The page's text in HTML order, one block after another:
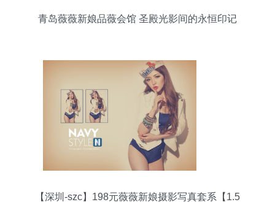
青岛薇薇新娘品薇会馆 圣殿光影间的永恒印记
【深圳-szc】198元薇薇新娘摄影写真套系【1.5